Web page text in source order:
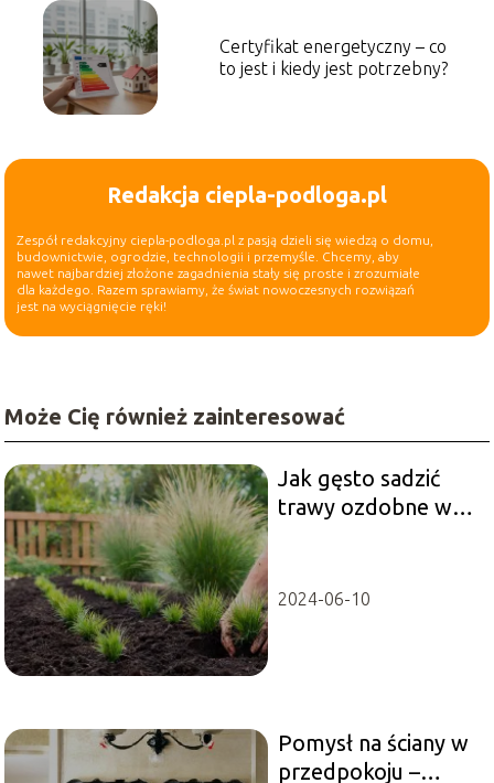
Certyfikat energetyczny – co
to jest i kiedy jest potrzebny?
Redakcja ciepla-podloga.pl
Zespół redakcyjny ciepla-podloga.pl z pasją dzieli się wiedzą o domu,
budownictwie, ogrodzie, technologii i przemyśle. Chcemy, aby
nawet najbardziej złożone zagadnienia stały się proste i zrozumiałe
dla każdego. Razem sprawiamy, że świat nowoczesnych rozwiązań
jest na wyciągnięcie ręki!
Może Cię również zainteresować
Jak gęsto sadzić
trawy ozdobne w
2024-06-10
Pomysł na ściany w
przedpokoju –